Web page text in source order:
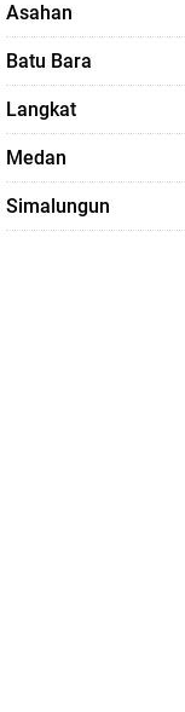
Asahan
Batu Bara
Langkat
Medan
Simalungun